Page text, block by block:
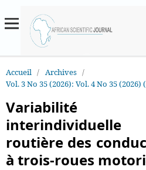
Accueil / Archives /
Vol. 3 No 35 (2026): Vol. 4 No 35 (2026)
Variabilité
routière des
à trois-roues